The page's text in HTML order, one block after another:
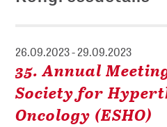
26.09.2023 - 29.09.2023
35. Annual
Society for
Oncology (ESHO)